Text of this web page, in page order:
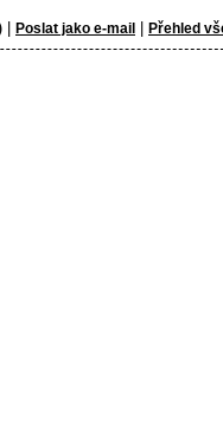
Poslat jako e-mail Přehled